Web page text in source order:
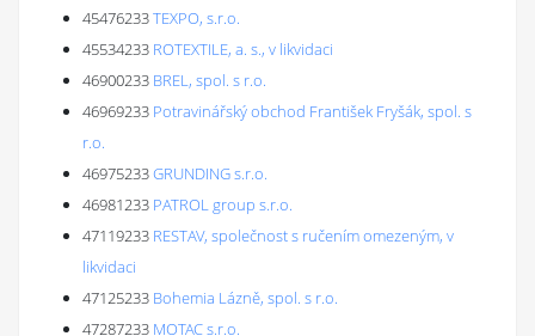
45476233TEXPO, s.r.o.
45534233 ROTEXTILE, a. s., v likvidaci
46900233 BREL, spol. s r.o.
46969233 Potravinářský obchod František Fryšák, spol. s
r.o.
46975233GRUNDING s.r.o.
46981233 PATROL group s.r.o.
47119233 RESTAV, společnost s ručením omezeným, v
likvidaci
47125233 Bohemia Lázně, spol. s r.o.
47287233 MOTAC s.r.o.